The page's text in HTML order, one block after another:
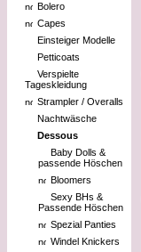
Bolero
Capes
Einsteiger Modelle
Petticoats
Verspielte
Tageskleidung
Strampler / Overalls
Nachtwäsche
Dessous
Baby Dolls &
passende Höschen
Bloomers
Sexy BHs &
Passende Höschen
Spezial Panties
Windel Knickers